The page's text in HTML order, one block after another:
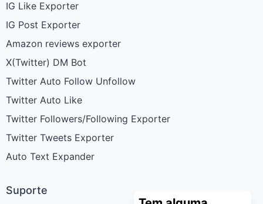
IG Like Exporter
IG Post Exporter
Amazon reviews exporter
X(Twitter) DM Bot
Twitter Auto Follow Unfollow
Twitter Auto Like
Twitter Followers/Following Exporter
Twitter Tweets Exporter
Auto Text Expander
Suporte